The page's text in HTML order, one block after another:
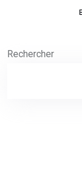
Rechercher